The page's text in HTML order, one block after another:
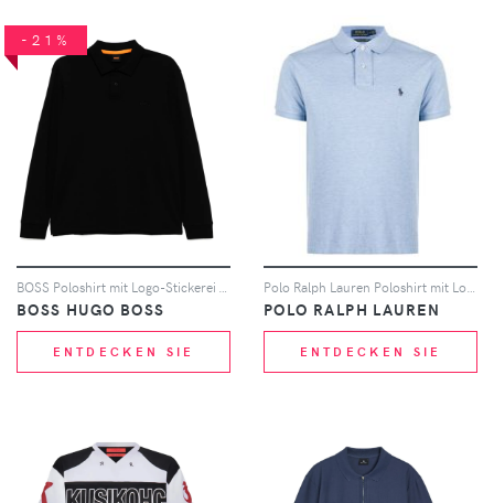
-21%
BOSS Poloshirt mit Logo-Stickerei - Schwarz
BOSS HUGO BOSS
ENTDECKEN SIE
Polo Ralph Lauren Poloshirt mit Logo-Stickerei - Blau
POLO RALPH LAUREN
ENTDECKEN SIE